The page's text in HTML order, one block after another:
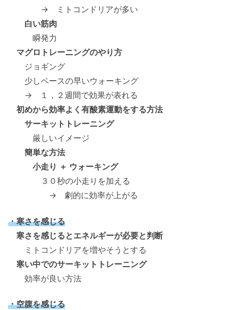
→ ミトコンドリアが多い
白い筋肉
瞬発力
マグロトレーニングのやり方
ジョギング
少しペースの早いウォーキング
→ １，２週間で効果が表れる
初めから効率よく有酸素運動をする方法
サーキットトレーニング
厳しいイメージ
簡単な方法
小走り ＋ ウォーキング
３０秒の小走りを加える
→ 劇的に効率が上がる
・寒さを感じる
寒さを感じるとエネルギーが必要と判断
ミトコンドリアを増やそうとする
寒い中でのサーキットトレーニング
効率が良い方法
・空腹を感じる